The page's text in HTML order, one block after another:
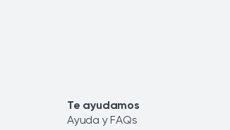
Te ayudamos
Ayuda y FAQs